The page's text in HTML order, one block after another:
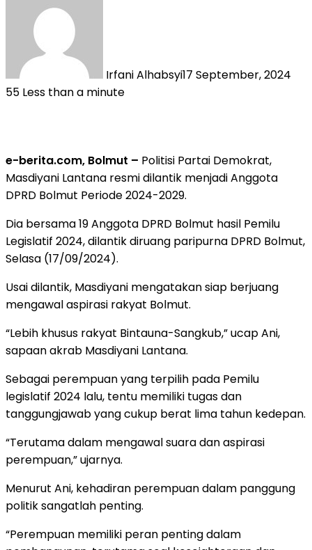
Irfani Alhabsyi17 September, 2024
55 Less than a minute
e-berita.com, Bolmut – Politisi Partai Demokrat,
Masdiyani Lantana resmi dilantik menjadi Anggota
DPRD Bolmut Periode 2024-2029.
Dia bersama 19 Anggota DPRD Bolmut hasil Pemilu
Legislatif 2024, dilantik diruang paripurna DPRD Bolmut,
Selasa (17/09/2024).
Usai dilantik, Masdiyani mengatakan siap berjuang
mengawal aspirasi rakyat Bolmut.
“Lebih khusus rakyat Bintauna-Sangkub,” ucap Ani,
sapaan akrab Masdiyani Lantana.
Sebagai perempuan yang terpilih pada Pemilu
legislatif 2024 lalu, tentu memiliki tugas dan
tanggungjawab yang cukup berat lima tahun kedepan.
“Terutama dalam mengawal suara dan aspirasi
perempuan,” ujarnya.
Menurut Ani, kehadiran perempuan dalam panggung
politik sangatlah penting.
“Perempuan memiliki peran penting dalam